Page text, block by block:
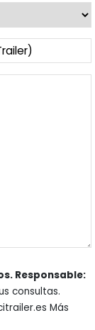
Responsable:
consultas.
Más